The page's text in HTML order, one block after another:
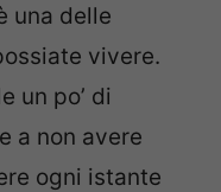
una delle
vivere.
un po’ di
a non avere
ogni istante